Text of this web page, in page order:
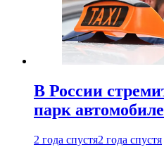
В России
парк
2 года спустя2 года спустя